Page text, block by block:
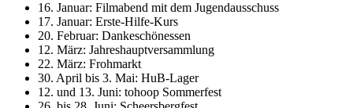
16. Januar: Filmabend mit dem Jugendausschuss
17. Januar: Erste-Hilfe-Kurs
20. Februar: Dankeschönessen
12. März: Jahreshauptversammlung
22. März: Frohmarkt
30. April bis 3. Mai: HuB-Lager
12. und 13. Juni: tohoop Sommerfest